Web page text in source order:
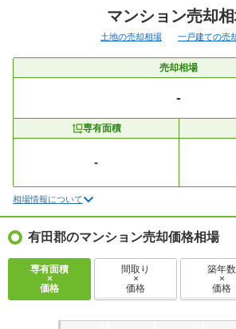
マンション売却
土地の売却相場 一戸建ての売
売却相場
-
専有面積
-
相場情報について
有田郡のマンション売却価格相場
専有面積
×
価格
間取り
×
価格
築年数
×
価格